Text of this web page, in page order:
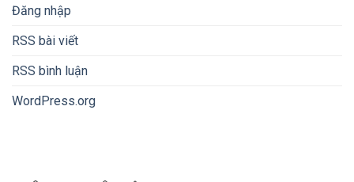
Đăng nhập
RSS bài viết
RSS bình luận
WordPress.org